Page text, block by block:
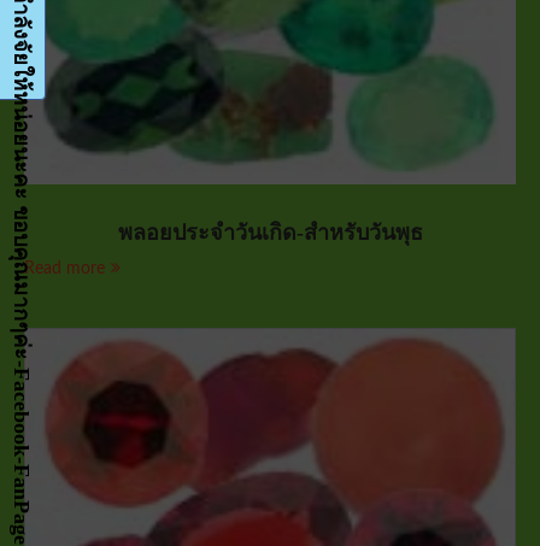
พลอยประจำวันเกิด-สำหรับวันพุธ
Read more
กด LIKE เป็นกำลังจัยให้หน่อยนะคะ ขอบคุณมากๆค่ะ-Facebook-FanPage